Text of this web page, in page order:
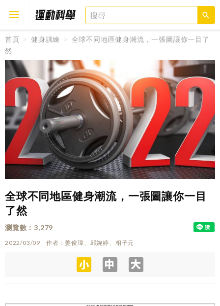
首頁 健身訓練
全球不同地區健身潮流，一張圖讓你一目了
然
全球不同地區健身潮流，一張圖讓你一目
了然
瀏覽數 3,279
2022/03/09 作者 姜俊瑋、邱婉婷、相子元
取消